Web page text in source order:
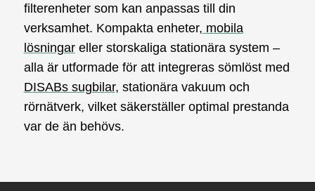
filterenheter som kan anpassas till din
verksamhet. Kompakta enheter, mobila
lösningareller storskaliga stationära system –
alla är utformade för att integreras sömlöst med
DISABs sugbilar, stationära vakuum och
rörnätverk, vilket säkerställer optimal prestanda
var de än behövs.